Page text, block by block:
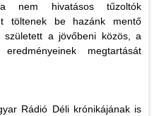
nem hivatásos tűzoltók
töltenek be hazánk mentő
született a jövőbeni közös, a
megtartását
Rádió Déli krónikájának is